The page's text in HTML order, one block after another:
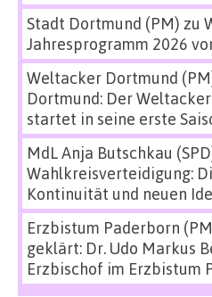
Stadt Dortmund (PM) zu
Jahresprogramm 2026
Weltacker Dortmund
Dortmund: Der
startet in seine erste
MdL Anja Butschkau
Wahlkreisverteidigung:
Kontinuität und neuen
Erzbistum Paderborn
geklärt: Dr. Udo Markus
Erzbischof im Erzbistum